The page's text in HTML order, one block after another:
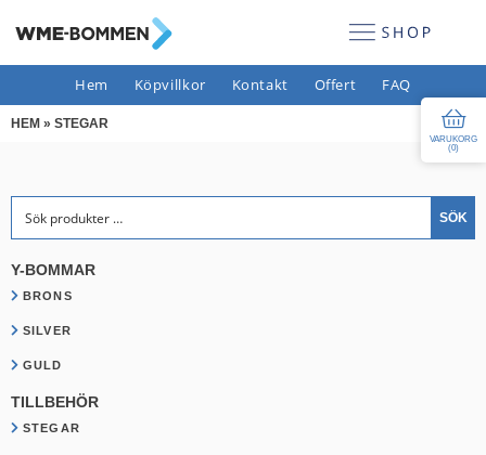
Hem Köpvillkor Kontakt Offert FAQ
VARUKORG
(0)
HEM » STEGAR
SÖK
Y-BOMMAR
BRONS
SILVER
GULD
TILLBEHÖR
STEGAR